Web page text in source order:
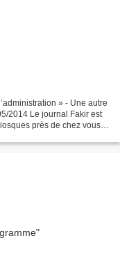
» - Une autre
2014 Le journal Fakir est
près de chez vous. Il